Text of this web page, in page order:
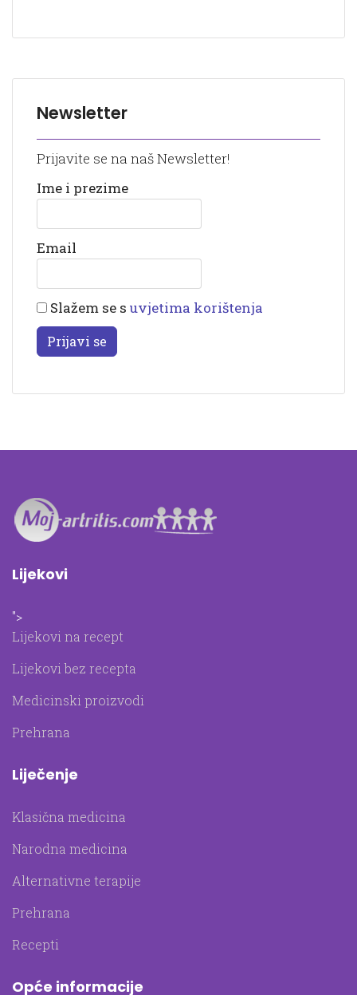
Newsletter
Prijavite se na naš Newsletter!
Ime i prezime
Email
Slažem se s uvjetima korištenja
Prijavi se
Lijekovi
">
Lijekovi na recept
Lijekovi bez recepta
Medicinski proizvodi
Prehrana
Liječenje
Klasična medicina
Narodna medicina
Alternativne terapije
Prehrana
Recepti
Opće informacije